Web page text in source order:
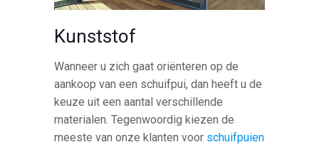
Kunststof
Wanneer u zich gaat oriënteren op de
aankoop van een schuifpui, dan heeft u de
keuze uit een aantal verschillende
materialen. Tegenwoordig kiezen de
meeste van onze klanten voor schuifpuien